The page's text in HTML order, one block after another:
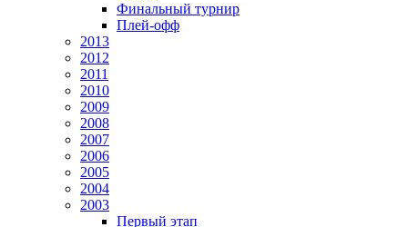
Финальный турнир
Плей-офф
2013
2012
2011
2010
2009
2008
2007
2006
2005
2004
2003
Первый этап